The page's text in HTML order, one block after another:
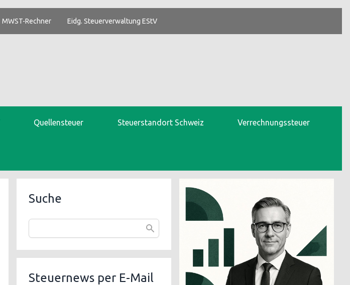
MWST-Rechner Eidg. Steuerverwaltung EStV
Quellensteuer Steuerstandort Schweiz Verrechnungssteuer
Suche
Steuernews per E-Mail